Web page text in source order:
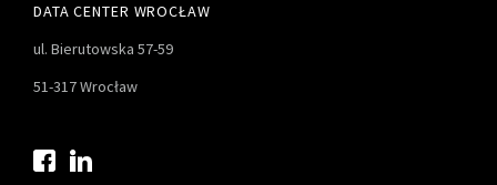
DATA CENTER WROCŁAW
ul. Bierutowska 57-59
51-317 Wrocław